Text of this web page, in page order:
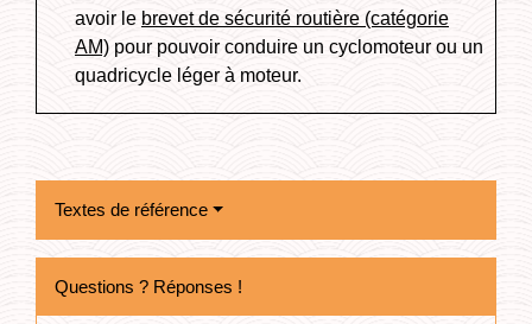
avoir le brevet de sécurité routière (catégorie
AM) pour pouvoir conduire un cyclomoteur ou un
quadricycle léger à moteur.
Textes de référence
Questions ? Réponses !